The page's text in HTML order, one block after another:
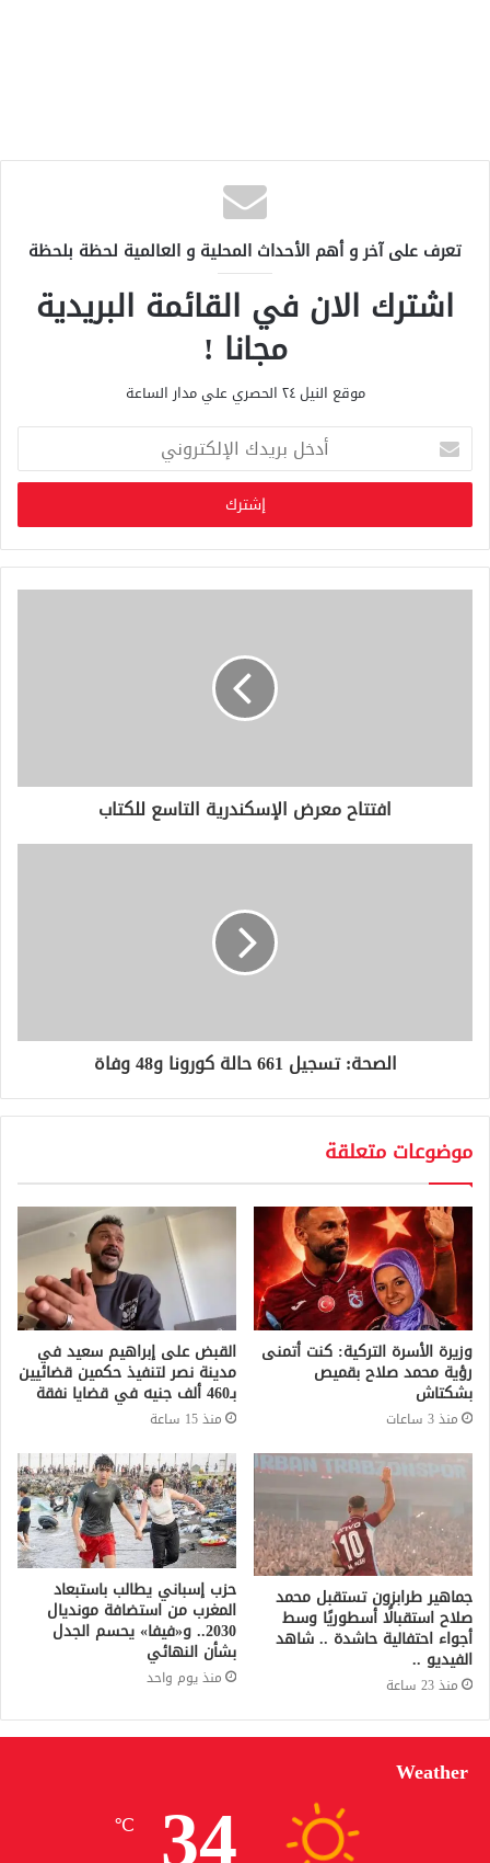
تعرف على آخر و أهم الأحداث المحلية و العالمية لحظة بلحظة
اشترك الان في القائمة البريدية
مجانا !
موقع النيل ٢٤ الحصري علي مدار الساعة
خ
ب
ر
ي
د
ر
ي
افتتاح معرض الإسكندرية التاسع للكتاب
الصحة: تسجيل 661 حالة كورونا و48 وفاة
موضوعات متعلقة
وزيرة الأسرة التركية: كنت أتمنى
رؤية محمد صلاح بقميص
بشكتاش
منذ 3 ساعات
القبض على إبراهيم سعيد في
مدينة نصر لتنفيذ حكمين قضائيين
بـ460 ألف جنيه في قضايا نفقة
منذ 15 ساعة
جماهير طرابزون تستقبل محمد
صلاح استقبالًا أسطوريًا وسط
أجواء احتفالية حاشدة .. شاهد
الفيديو ..
منذ 23 ساعة
حزب إسباني يطالب باستبعاد
المغرب من استضافة مونديال
2030.. و«فيفا» يحسم الجدل
بشأن النهائي
منذ يوم واحد
Weather
℃